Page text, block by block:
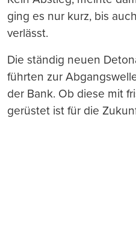
ging es nur kurz, bis
verlässt.
Die ständig neuen
führten zur
der Bank. Ob diese mit
gerüstet ist für die